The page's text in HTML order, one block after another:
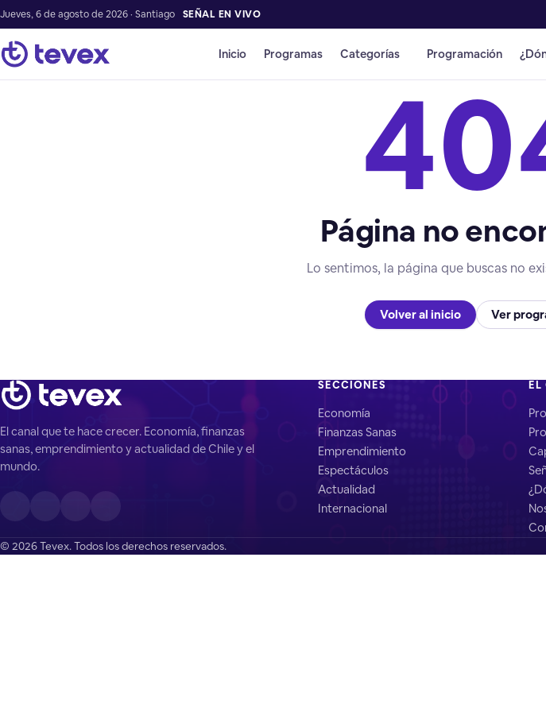
Jueves, 6 de agosto de 2026 · Santiago SEÑAL EN VIVO
Inicio Programas Categorías Programación
Página no
Lo sentimos, la página que buscas no
Volver al inicio Ver
El canal que te hace crecer. Economía, finanzas
sanas, emprendimiento y actualidad de Chile y el
mundo.
SECCIONES
Economía
Finanzas Sanas
Emprendimiento
Espectáculos
Actualidad
Internacional
EL
© 2026 Tevex. Todos los derechos reservados.